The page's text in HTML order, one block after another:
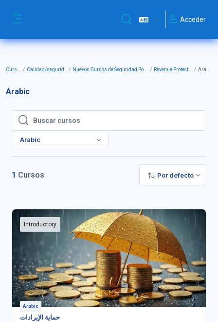
Selector de búsqueda de
Acceder
Revenue Protection
Arabic
Buscar cursos
Buscar cursos
Arabic
1 Cursos Por defecto
Introductory
Arabic
حماية الإيرادات